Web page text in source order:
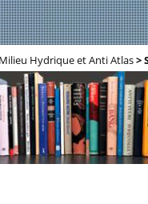
Milieu Hydrique et Anti Atlas>